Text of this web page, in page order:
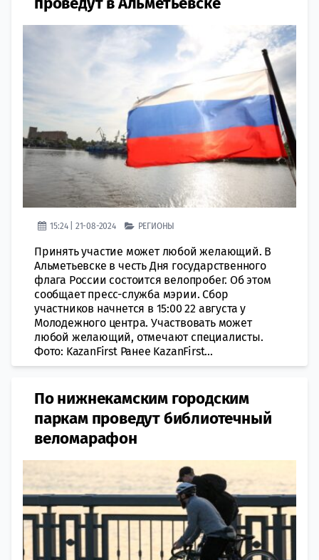
15:24 | 21-08-2024 РЕГИОНЫ
Принять участие может любой желающий. В
Альметьевске в честь Дня государственного
флага России состоится велопробег. Об этом
сообщает пресс-служба мэрии. Сбор
участников начнется в 15:00 22 августа у
Молодежного центра. Участвовать может
любой желающий, отмечают специалисты.
Фото: KazanFirst Ранее KazanFirst...
По нижнекамским городским
паркам проведут библиотечный
веломарафон